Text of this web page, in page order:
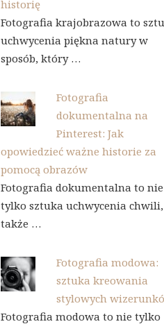
historię
Fotografia krajobrazowa to
uchwycenia piękna natury w
sposób, który …
Fotografia
dokumentalna na
Pinterest: Jak
opowiedzieć ważne historie za
pomocą obrazów
Fotografia dokumentalna to nie
tylko sztuka uchwycenia
także …
Fotografia modowa:
sztuka kreowania
stylowych
Fotografia modowa to nie tylko